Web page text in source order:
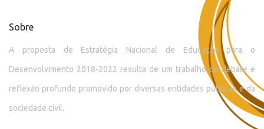
Sobre
A proposta de Estratégia Nacional de Educação para o
Desenvolvimento 2018-2022 resulta de um trabalho de debate e
reflexão profundo promovido por diversas entidades públicas e da
sociedade civil.